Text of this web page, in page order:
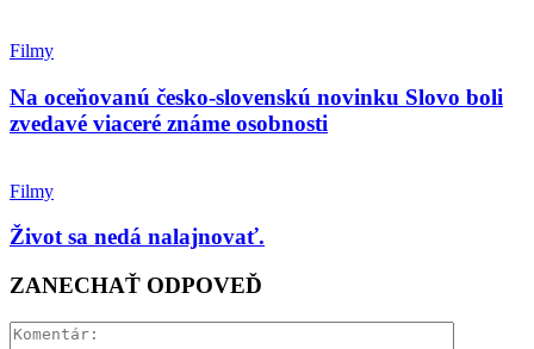
Filmy
Na oceňovanú česko-slovenskú novinku Slovo boli
zvedavé viaceré známe osobnosti
Filmy
Život sa nedá nalajnovať.
ZANECHAŤ ODPOVEĎ